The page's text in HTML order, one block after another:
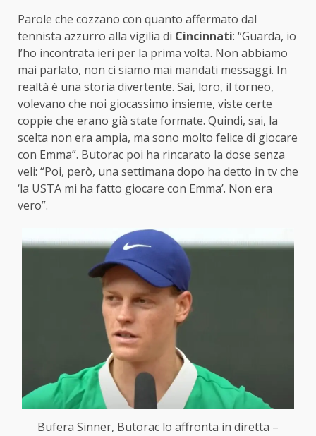
Parole che cozzano con quanto affermato dal
tennista azzurro alla vigilia di Cincinnati: “Guarda, io
l’ho incontrata ieri per la prima volta. Non abbiamo
mai parlato, non ci siamo mai mandati messaggi. In
realtà è una storia divertente. Sai, loro, il torneo,
volevano che noi giocassimo insieme, viste certe
coppie che erano già state formate. Quindi, sai, la
scelta non era ampia, ma sono molto felice di giocare
con Emma”. Butorac poi ha rincarato la dose senza
veli: “Poi, però, una settimana dopo ha detto in tv che
‘la USTA mi ha fatto giocare con Emma’. Non era
vero”.
Bufera Sinner, Butorac lo affronta in diretta –